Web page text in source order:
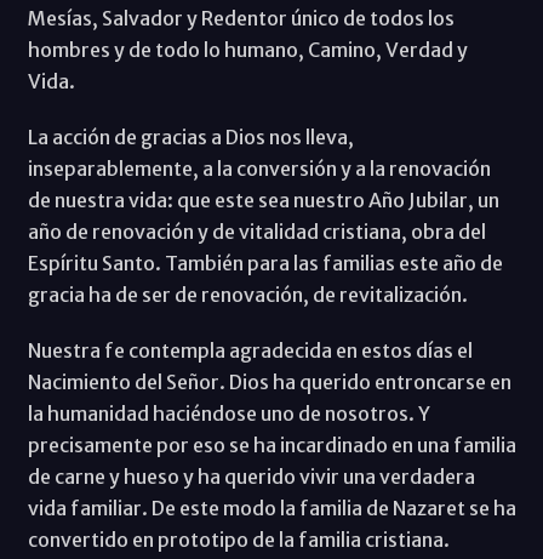
Mesías, Salvador y Redentor único de todos los
hombres y de todo lo humano, Camino, Verdad y
Vida.
La acción de gracias a Dios nos lleva,
inseparablemente, a la conversión y a la renovación
de nuestra vida: que este sea nuestro Año Jubilar, un
año de renovación y de vitalidad cristiana, obra del
Espíritu Santo. También para las familias este año de
gracia ha de ser de renovación, de revitalización.
Nuestra fe contempla agradecida en estos días el
Nacimiento del Señor. Dios ha querido entroncarse en
la humanidad haciéndose uno de nosotros. Y
precisamente por eso se ha incardinado en una familia
de carne y hueso y ha querido vivir una verdadera
vida familiar. De este modo la familia de Nazaret se ha
convertido en prototipo de la familia cristiana.